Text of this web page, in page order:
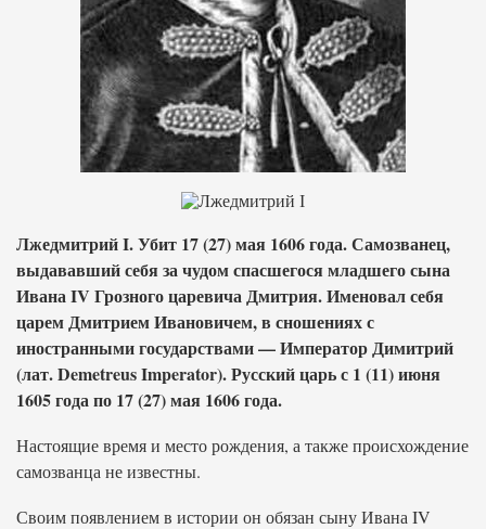
Лжедмитрий I. Убит 17 (27) мая 1606 года. Самозванец,
выдававший себя за чудом спасшегося младшего сына
Ивана IV Грозного царевича Дмитрия. Именовал себя
царем Дмитрием Ивановичем, в сношениях с
иностранными государствами — Император Димитрий
(лат. Demetreus Imperator). Русский царь с 1 (11) июня
1605 года по 17 (27) мая 1606 года.
Настоящие время и место рождения, а также происхождение
самозванца не известны.
Своим появлением в истории он обязан сыну Ивана IV